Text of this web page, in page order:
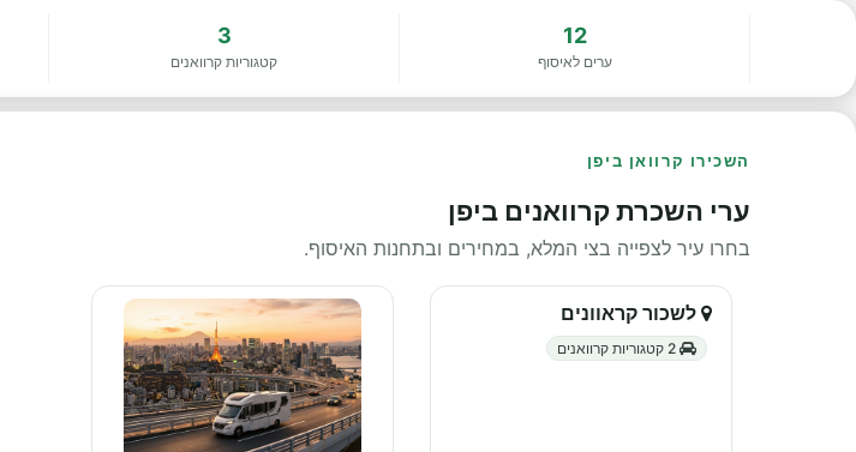
12
ערים לאיסוף
3
קטגוריות קרוואנים
השכירו קרוואן ביפן
ערי השכרת קרוואנים ביפן
בחרו עיר לצפייה בצי המלא, במחירים ובתחנות האיסוף.
לשכור קראוונים